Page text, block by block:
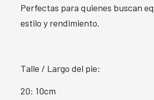
Perfectas para quienes buscan
estilo y rendimiento.
Talle / Largo del pie:
20: 10cm